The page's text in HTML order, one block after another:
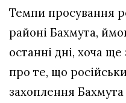
Темпи просування
районі Бахмута,
останні дні, хоча
про те, що
захоплення Бахмута